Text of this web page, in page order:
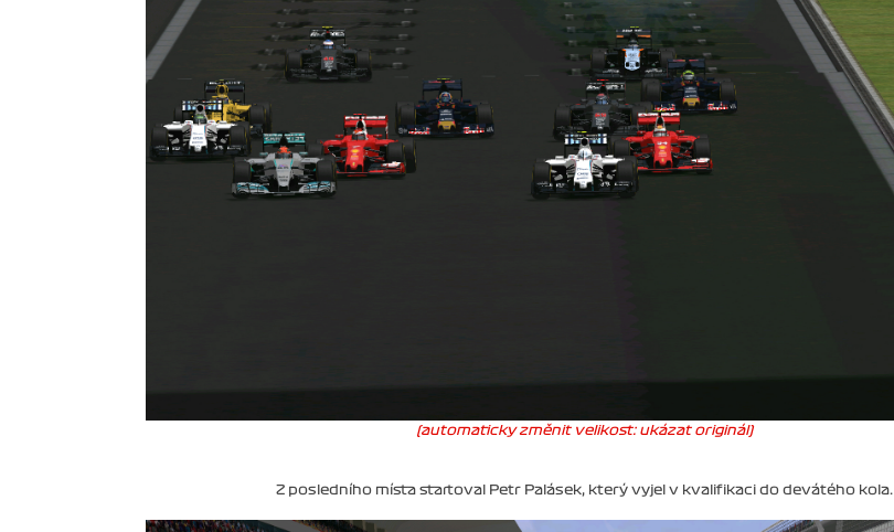
(automaticky změnit velikost: ukázat originál)
Z posledního místa startoval Petr Palásek, který vyjel v kvalifikaci do devátého kola.